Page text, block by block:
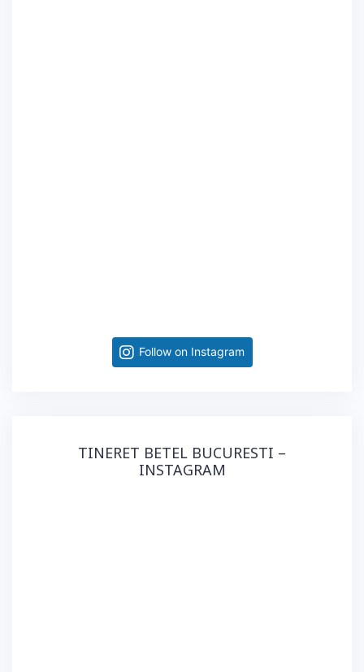
Follow on Instagram
TINERET BETEL BUCURESTI –
INSTAGRAM